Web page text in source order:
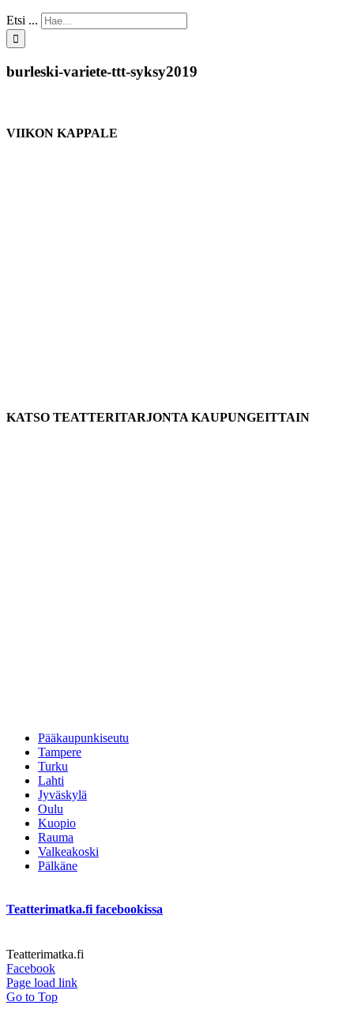
Etsi ...
burleski-variete-ttt-syksy2019
VIIKON KAPPALE
KATSO TEATTERITARJONTA KAUPUNGEITTAIN
Pääkaupunkiseutu
Tampere
Turku
Lahti
Jyväskylä
Oulu
Kuopio
Rauma
Valkeakoski
Pälkäne
Teatterimatka.fi facebookissa
Teatterimatka.fi
Facebook
Page load link
Go to Top